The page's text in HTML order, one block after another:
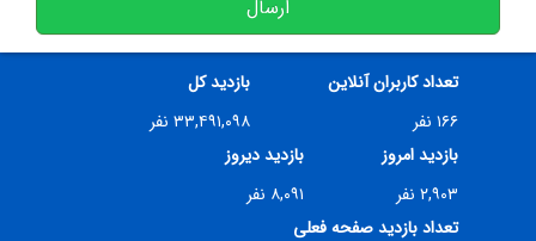
ارسال
تعداد کاربران آنلاین
۱۶۶ نفر
بازدید کل
۳۳,۴۹۱,۰۹۸ نفر
بازدید امروز
۲,۹۰۳ نفر
بازدید دیروز
۸,۰۹۱ نفر
تعداد بازدید صفحه فعلی